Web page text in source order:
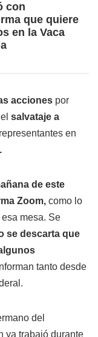
con
que quiere
en la Vaca
acciones por
salvataje a
en
de este
Zoom, como lo
mesa. Se
se descarta que
tanto desde
del
ya trabajó durante